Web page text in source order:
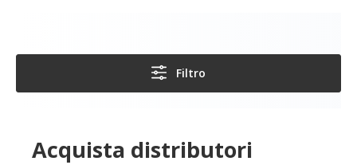
Filtro
Acquista distributori